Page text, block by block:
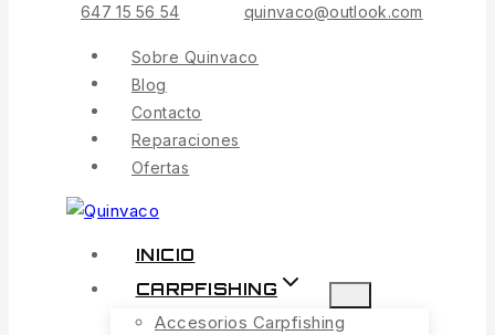
647 15 56 54 quinvaco@outlook.com
Sobre Quinvaco
Blog
Contacto
Reparaciones
Ofertas
INICIO
CARPFISHING
Accesorios Carpfishing